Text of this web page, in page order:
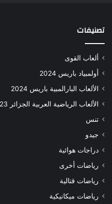
تصنيفات
ألعاب القوى
أولمبياد باريس 2024
الألعاب البارالمبية باريس 2024
الألعاب الرياضية العربية الجزائر 2023
تنس
جيدو
دراجات هوائية
رياضات أخرى
رياضات قتالية
رياضات ميكانيكية